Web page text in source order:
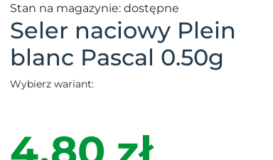
Stan na magazynie: dostępne
Seler naciowy Plein
blanc Pascal 0.50g
Wybierz wariant: